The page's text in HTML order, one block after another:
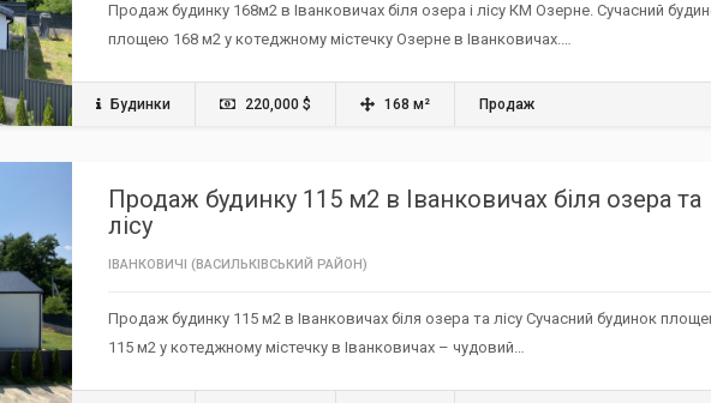
Продаж будинку 168м2 в Іванковичах біля озера і лісу КМ Озерне. Сучасний
площею 168 м2 у котеджному містечку Озерне в Іванковичах.…
Будинки 220,000 $ 168 м² Продаж
Продаж будинку 115 м2 в Іванковичах біля озера та
лісу
ІВАНКОВИЧІ (ВАСИЛЬКІВСЬКИЙ РАЙОН)
Продаж будинку 115 м2 в Іванковичах біля озера та лісу Сучасний будинок
115 м2 у котеджному містечку в Іванковичах – чудовий…